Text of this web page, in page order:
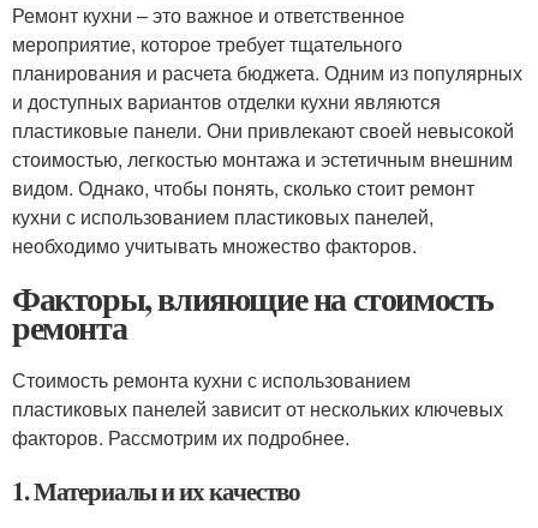
Ремонт кухни – это важное и ответственное
мероприятие, которое требует тщательного
планирования и расчета бюджета. Одним из популярных
и доступных вариантов отделки кухни являются
пластиковые панели. Они привлекают своей невысокой
стоимостью, легкостью монтажа и эстетичным внешним
видом. Однако, чтобы понять, сколько стоит ремонт
кухни с использованием пластиковых панелей,
необходимо учитывать множество факторов.
Факторы, влияющие на стоимость
ремонта
Стоимость ремонта кухни с использованием
пластиковых панелей зависит от нескольких ключевых
факторов. Рассмотрим их подробнее.
1. Материалы и их качество